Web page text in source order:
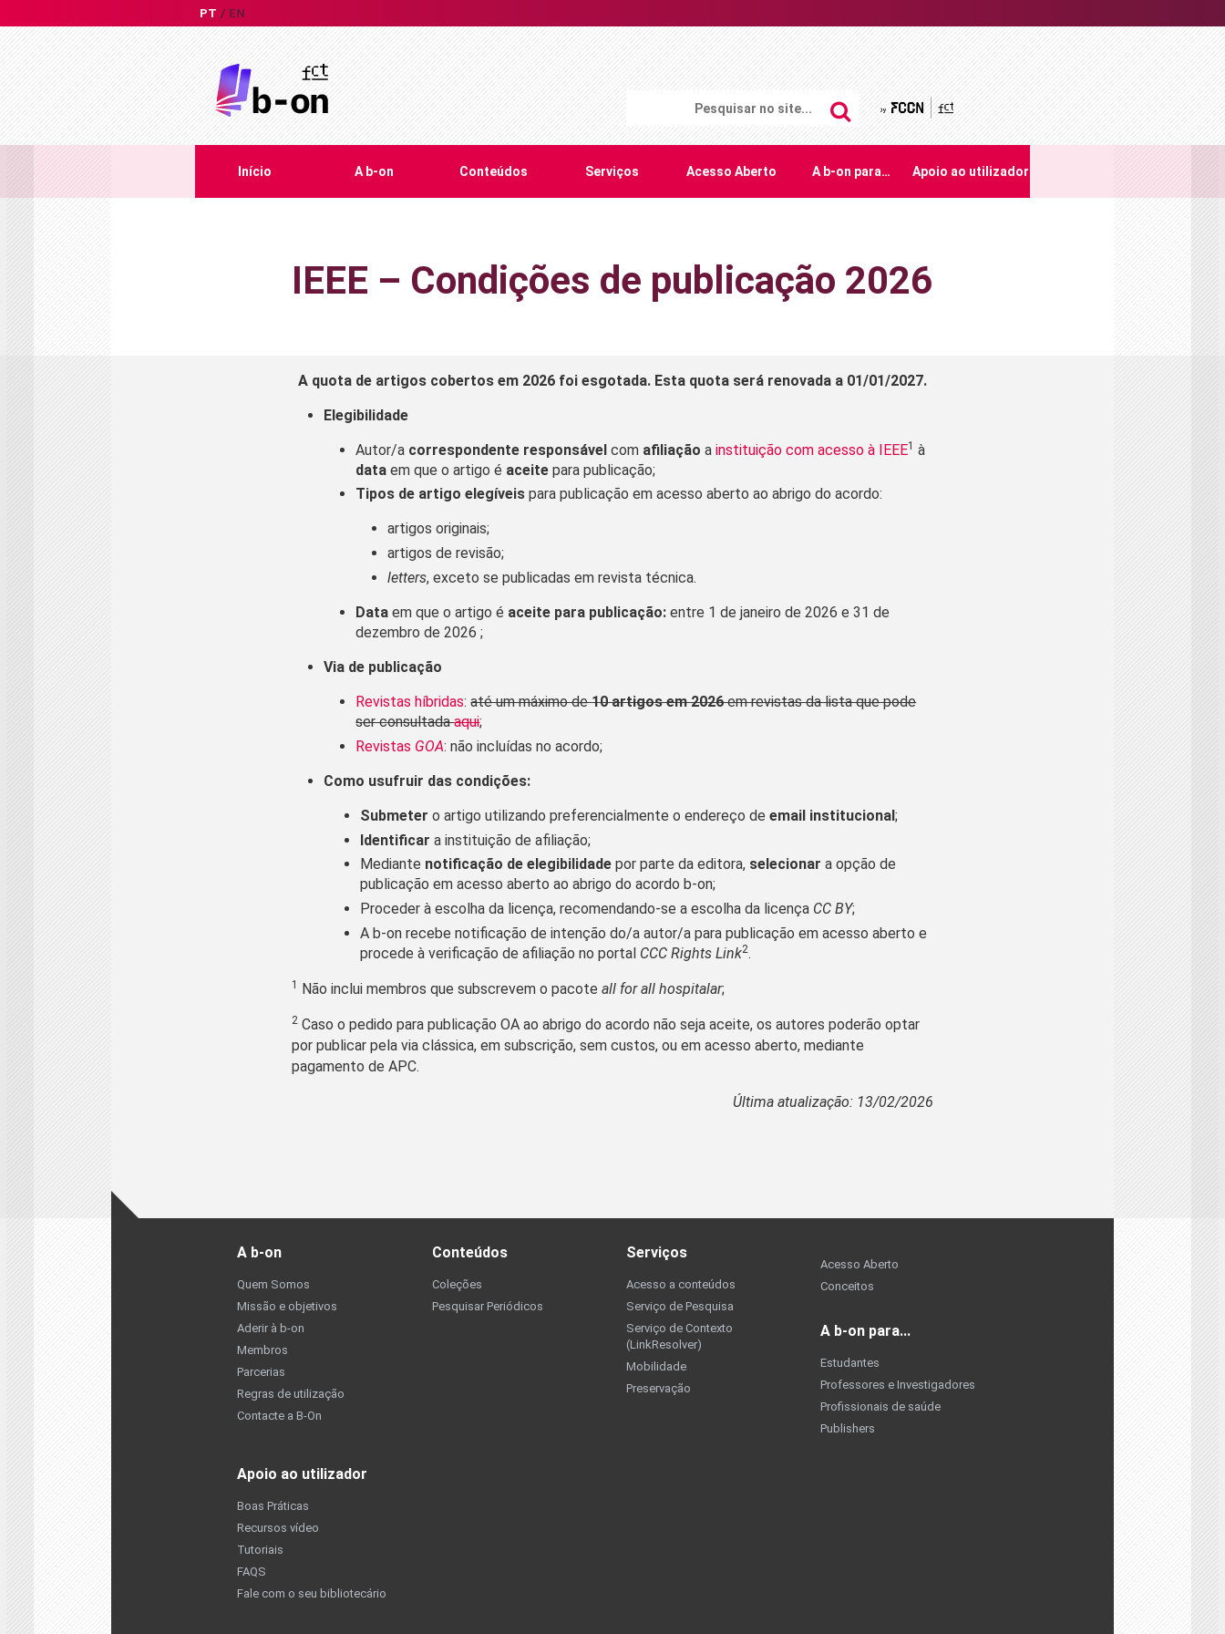
PT EN
by FCCN
Início A b-on Conteúdos Serviços Acesso Aberto A b-on para… Apoio ao utilizador
IEEE – Condições de publicação 2026
A quota de artigos cobertos em 2026 foi esgotada. Esta quota será renovada a 01/01/2027.
Elegibilidade
Autor/a correspondente responsávelcom afiliação ainstituição com acesso à IEEE1 à
data em que o artigo é aceitepara publicação;
Tipos de artigo elegíveis para publicação em acesso aberto ao abrigo do acordo:
artigos originais;
artigos de revisão;
letters, exceto se publicadas em revista técnica.
Dataem que o artigo é aceite para publicação: entre 1 de janeiro de 2026 e 31 de
dezembro de 2026 ;​​
Via de publicação​
Revistas híbridas:até um máximo de10 artigos em 2026em revistas da lista que pode
ser consultadaaqui;​
Revistas GOA: não incluídas no acordo;
Como usufruir das condições:​
Submeter o artigo utilizando preferencialmente o endereço deemail institucional;
Identificara instituição de afiliação;
Mediante notificação de elegibilidadepor parte da editora, selecionara opção de
publicação em acesso aberto ao abrigo do acordo b-on;​
Proceder à escolha da licença, recomendando-se a escolha da licença CC BY;
A b-on recebe notificação de intenção do/a autor/a para publicação em acesso aberto e
procede à verificação de afiliação no portal CCC Rights Link2.
1 Não inclui membros que subscrevem o pacoteall for all hospitalar;
2 Caso o pedido para publicação OA ao abrigo do acordo não seja aceite, os autores poderão optar
por publicar pela via clássica, em subscrição, sem custos, ou em acesso aberto, mediante
pagamento de APC.
Última atualização: 13/02/2026
A b-on
Quem Somos
Missão e objetivos
Aderir à b-on
Membros
Parcerias
Regras de utilização
Contacte a B-On
Conteúdos
Coleções
Pesquisar Periódicos
Serviços
Acesso a conteúdos
Serviço de Pesquisa
Serviço de Contexto
(LinkResolver)
Mobilidade
Preservação
Acesso Aberto
Conceitos
A b-on para...
Estudantes
Professores e Investigadores
Profissionais de saúde
Publishers
Apoio ao utilizador
Boas Práticas
Recursos vídeo
Tutoriais
FAQS
Fale com o seu bibliotecário